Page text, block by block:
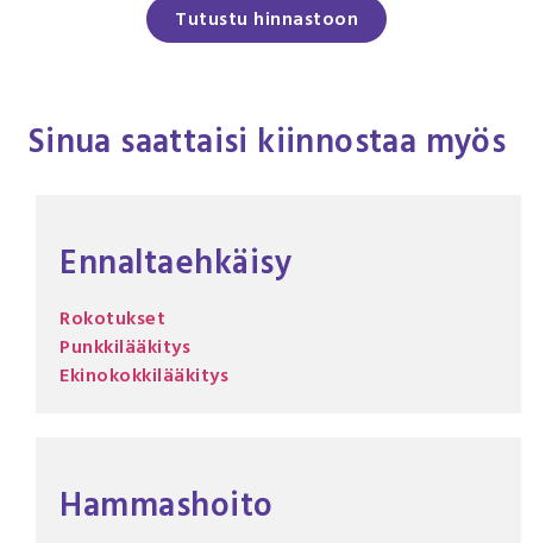
Tutustu hinnastoon
Sinua saattaisi kiinnostaa myös
Ennaltaehkäisy
Rokotukset
Punkkilääkitys
Ekinokokkilääkitys
Hammashoito